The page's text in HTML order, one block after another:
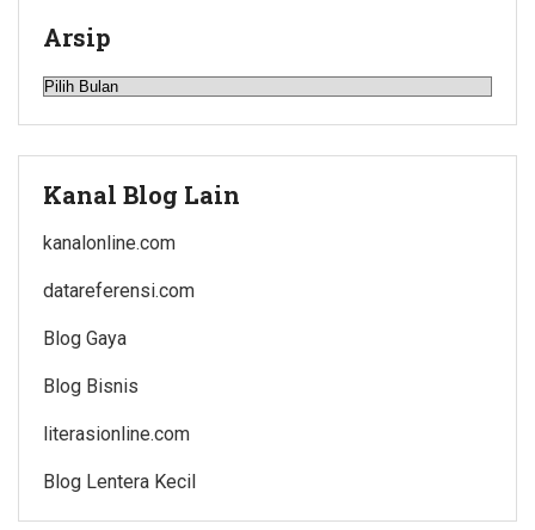
Arsip
Arsip
Kanal Blog Lain
kanalonline.com
datareferensi.com
Blog Gaya
Blog Bisnis
literasionline.com
Blog Lentera Kecil